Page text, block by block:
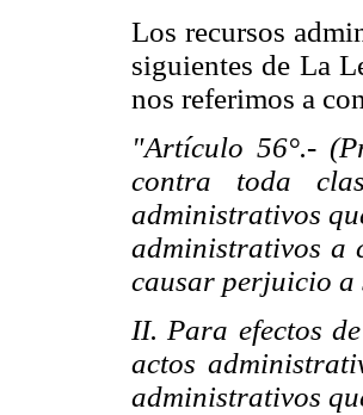
Los recursos
siguientes de La
nos referimos a
"Artículo 56°.-
contra toda
administrativos
administrativos a
causar perjuicio a
II. Para efectos
actos
administrativos